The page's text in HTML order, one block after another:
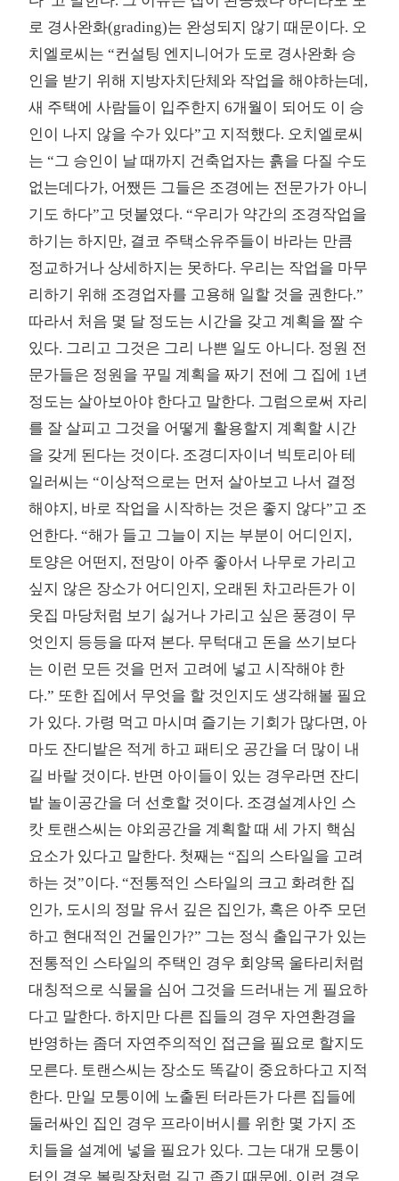
로 경사완화(grading)는 완성되지 않기 때문이다. 오
치엘로씨는 “컨설팅 엔지니어가 도로 경사완화 승
인을 받기 위해 지방자치단체와 작업을 해야하는데,
새 주택에 사람들이 입주한지 6개월이 되어도 이 승
인이 나지 않을 수가 있다”고 지적했다. 오치엘로씨
는 “그 승인이 날 때까지 건축업자는 흙을 다질 수도
없는데다가, 어쨌든 그들은 조경에는 전문가가 아니
기도 하다”고 덧붙였다. “우리가 약간의 조경작업을
하기는 하지만, 결코 주택소유주들이 바라는 만큼
정교하거나 상세하지는 못하다. 우리는 작업을 마무
리하기 위해 조경업자를 고용해 일할 것을 권한다.”
따라서 처음 몇 달 정도는 시간을 갖고 계획을 짤 수
있다. 그리고 그것은 그리 나쁜 일도 아니다. 정원 전
문가들은 정원을 꾸밀 계획을 짜기 전에 그 집에 1년
정도는 살아보아야 한다고 말한다. 그럼으로써 자리
를 잘 살피고 그것을 어떻게 활용할지 계획할 시간
을 갖게 된다는 것이다. 조경디자이너 빅토리아 테
일러씨는 “이상적으로는 먼저 살아보고 나서 결정
해야지, 바로 작업을 시작하는 것은 좋지 않다”고 조
언한다. “해가 들고 그늘이 지는 부분이 어디인지,
토양은 어떤지, 전망이 아주 좋아서 나무로 가리고
싶지 않은 장소가 어디인지, 오래된 차고라든가 이
웃집 마당처럼 보기 싫거나 가리고 싶은 풍경이 무
엇인지 등등을 따져 본다. 무턱대고 돈을 쓰기보다
는 이런 모든 것을 먼저 고려에 넣고 시작해야 한
다.” 또한 집에서 무엇을 할 것인지도 생각해볼 필요
가 있다. 가령 먹고 마시며 즐기는 기회가 많다면, 아
마도 잔디밭은 적게 하고 패티오 공간을 더 많이 내
길 바랄 것이다. 반면 아이들이 있는 경우라면 잔디
밭 놀이공간을 더 선호할 것이다. 조경설계사인 스
캇 토랜스씨는 야외공간을 계획할 때 세 가지 핵심
요소가 있다고 말한다. 첫째는 “집의 스타일을 고려
하는 것”이다. “전통적인 스타일의 크고 화려한 집
인가, 도시의 정말 유서 깊은 집인가, 혹은 아주 모던
하고 현대적인 건물인가?” 그는 정식 출입구가 있는
전통적인 스타일의 주택인 경우 회양목 울타리처럼
대칭적으로 식물을 심어 그것을 드러내는 게 필요하
다고 말한다. 하지만 다른 집들의 경우 자연환경을
반영하는 좀더 자연주의적인 접근을 필요로 할지도
모른다. 토랜스씨는 장소도 똑같이 중요하다고 지적
한다. 만일 모퉁이에 노출된 터라든가 다른 집들에
둘러싸인 집인 경우 프라이버시를 위한 몇 가지 조
치들을 설계에 넣을 필요가 있다. 그는 대개 모퉁이
터인 경우 볼링장처럼 길고 좁기 때문에, 이런 경우